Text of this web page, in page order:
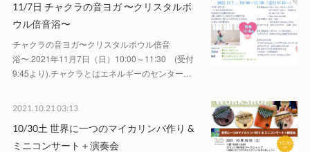
11/7日 チャクラの音ヨガ 〜クリスタルボ
ウル倍音浴〜
チャクラの音ヨガ〜クリスタルボウル倍音
浴〜.2021年11月7日（日）10:00～11:30 (受付
9:45より).チャクラとはエネルギーのセンター…
2021.10.21 03:13
10/30土 世界に一つのマイカリンバ作り &
ミニコンサート＋演奏会